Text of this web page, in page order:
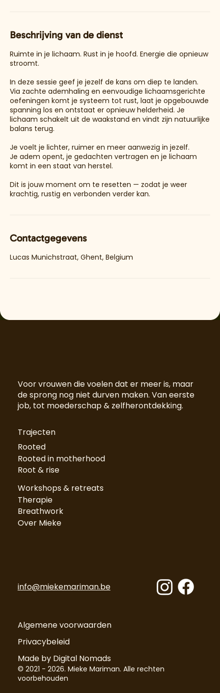
p
n
Beschrijving van de dienst
Ruimte in je lichaam. Rust in je hoofd. Energie die opnieuw
stroomt.
In deze sessie geef je jezelf de kans om diep te landen.
Via zachte ademhaling en eenvoudige lichaamsgerichte
oefeningen komt je systeem tot rust, laat je opgebouwde
spanning los en ontstaat er opnieuw helderheid. Je
lichaam schakelt uit de waakstand en vindt zijn natuurlijke
balans terug.
Je voelt je lichter, ruimer en meer aanwezig in jezelf.
Je adem opent, je gedachten vertragen en je lichaam
komt in een staat van herstel.
Dit is jouw moment om te resetten — zodat je weer
krachtig, rustig en verbonden verder kan.
Contactgegevens
Lucas Munichstraat, Ghent, Belgium
Voor vrouwen die voelen dat er meer is, maar
de sprong nog niet durven maken. Van eerste
job, tot moederschap & zelfherontdekking.
Trajecten
Rooted
Root & rise
Rooted in motherhood
Workshops & retreats
Therapie
Breathwork
Over Mieke
info@miekemariman.be
© 2021 - 2026. Mieke Mariman. Alle rechten
voorbehouden
Algemene voorwaarden
Privacybeleid
Made by Digital Nomads